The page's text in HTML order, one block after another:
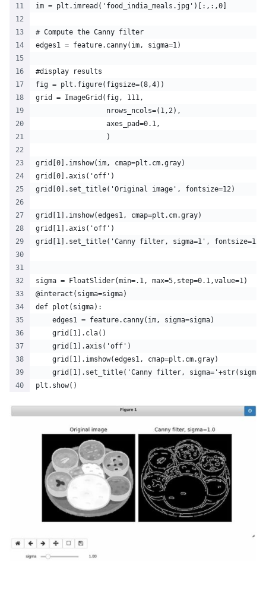
im = plt.imread('food_india_meals.jpg')[:,:,0]
# Compute the Canny filter
edges1 = feature.canny(im, sigma=1)
#display results
fig = plt.figure(figsize=(8,4))
grid = ImageGrid(fig, 111,
                 nrows_ncols=(1,2),
                 axes_pad=0.1,
                 )
grid[0].imshow(im, cmap=plt.cm.gray)
grid[0].axis('off')
grid[0].set_title('Original image', fontsize=12)
grid[1].imshow(edges1, cmap=plt.cm.gray)
grid[1].axis('off')
grid[1].set_title('Canny filter, sigma=1', fontsize=12)
sigma = FloatSlider(min=.1, max=5,step=0.1,value=1)
@interact(sigma=sigma)
def plot(sigma):
    edges1 = feature.canny(im, sigma=sigma)
    grid[1].cla()
    grid[1].axis('off')
    grid[1].imshow(edges1, cmap=plt.cm.gray)
grid[1].set_title('Canny filter,
plt.show()